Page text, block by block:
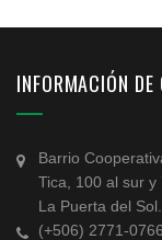
INFORMACIÓN DE
Barrio
Tica, 100 al sur
La Puerta del Sol.
(+506) 2771-0766